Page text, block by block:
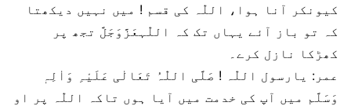
کیونکر آنا ہوا، اللّٰہ کی قسم ! میں نہیں دیکھتا
کہ تو باز آئے یہاں تک کہ اللّٰہعَزَّوَجَلَّ تجھ پر
کھڑکا نازل کرے۔
عمر: یارسول اللّٰہ ! صَلَّی اللّٰہُ تَعَالٰی عَلَیْہِ وَاٰلِہٖ
وَسَلَّم میں آپ کی خدمت میں آیا ہوں تاکہ اللّٰہ پر او